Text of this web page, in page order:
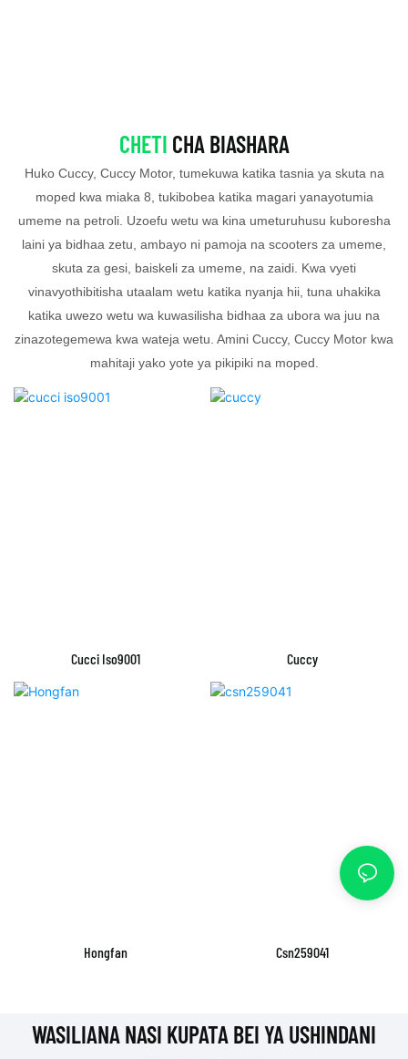
CHETI CHA BIASHARA
Huko Cuccy, Cuccy Motor, tumekuwa katika tasnia ya skuta na
moped kwa miaka 8, tukibobea katika magari yanayotumia
umeme na petroli. Uzoefu wetu wa kina umeturuhusu kuboresha
laini ya bidhaa zetu, ambayo ni pamoja na scooters za umeme,
skuta za gesi, baiskeli za umeme, na zaidi. Kwa vyeti
vinavyothibitisha utaalam wetu katika nyanja hii, tuna uhakika
katika uwezo wetu wa kuwasilisha bidhaa za ubora wa juu na
zinazotegemewa kwa wateja wetu. Amini Cuccy, Cuccy Motor kwa
mahitaji yako yote ya pikipiki na moped.
Cucci Iso9001 Cuccy
Hongfan Csn259041
WASILIANA NASI KUPATA BEI YA USHINDANI